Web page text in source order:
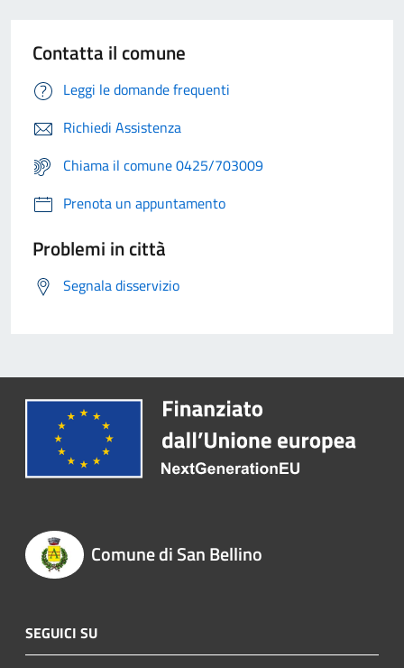
Contatta il comune
Leggi le domande frequenti
Richiedi Assistenza
Chiama il comune 0425/703009
Prenota un appuntamento
Problemi in città
Segnala disservizio
Comune di San Bellino
SEGUICI SU